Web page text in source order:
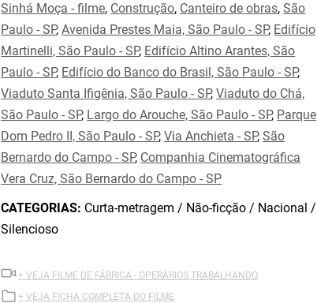
Sinhá Moça - filme, Construção, Canteiro de obras,São
Paulo - SP,Avenida Prestes Maia, São Paulo - SP, Edifício
Martinelli, São Paulo - SP, Edifício Altino Arantes, São
Paulo - SP, Edifício do Banco do Brasil, São Paulo - SP,
Viaduto Santa Ifigênia, São Paulo - SP,Viaduto do Chá,
São Paulo - SP, Largo do Arouche, São Paulo - SP, Parque
Dom Pedro II, São Paulo - SP,Via Anchieta - SP,São
Bernardo do Campo - SP, Companhia Cinematográfica
Vera Cruz, São Bernardo do Campo - SP
CATEGORIAS: Curta-metragem / Não-ficção / Nacional /
Silencioso
+ VEJA FILME DE FÁBRICA - OPERÁRIOS TRABALHANDO
+ VEJA FICHA COMPLETA DO FILME